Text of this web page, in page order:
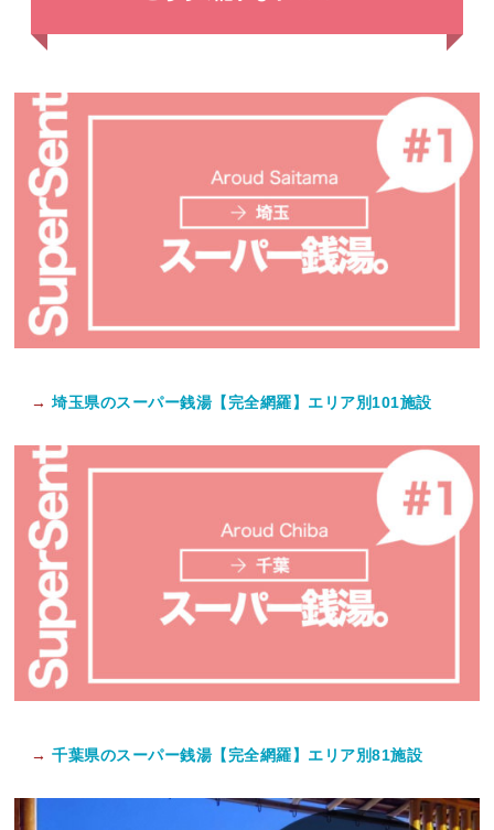
→ 埼玉県のスーパー銭湯【完全網羅】エリア別101施設
→ 千葉県のスーパー銭湯【完全網羅】エリア別81施設